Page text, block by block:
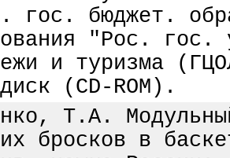
гос. бюджет.
"Рос.
и туризма
(CD-ROM).
Т.А.
бросков в